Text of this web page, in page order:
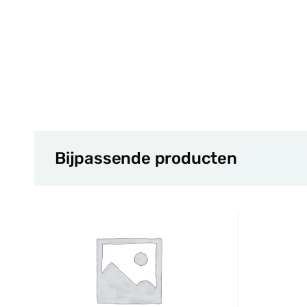
Bijpassende producten